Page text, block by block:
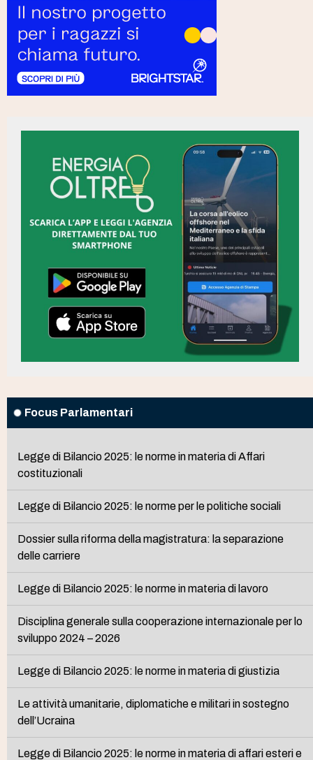
Focus Parlamentari
Legge di Bilancio 2025: le norme in materia di Affari
costituzionali
Legge di Bilancio 2025: le norme per le politiche sociali
Dossier sulla riforma della magistratura: la separazione
delle carriere
Legge di Bilancio 2025: le norme in materia di lavoro
Disciplina generale sulla cooperazione internazionale per lo
sviluppo 2024 – 2026
Legge di Bilancio 2025: le norme in materia di giustizia
Le attività umanitarie, diplomatiche e militari in sostegno
dell’Ucraina
Legge di Bilancio 2025: le norme in materia di affari esteri e